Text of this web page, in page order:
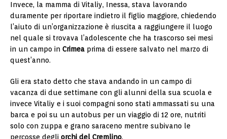
Invece, la mamma di Vitaliy, Inessa, stava lavorando
duramente per riportare indietro il figlio maggiore, chiedendo
l’aiuto di un’organizzazione è riuscita a raggiungere il luogo
nel quale si trovava l’adolescente che ha trascorso sei mesi
in un campo in Crimea prima di essere salvato nel marzo di
quest’anno.
Gli era stato detto che stava andando in un campo di
vacanza di due settimane con gli alunni della sua scuola e
invece Vitaliy e i suoi compagni sono stati ammassati su una
barca e poi su un autobus per un viaggio di 12 ore, nutriti
solo con zuppa e grano saraceno mentre subivano le
percosse degli orchi del Cremlino.